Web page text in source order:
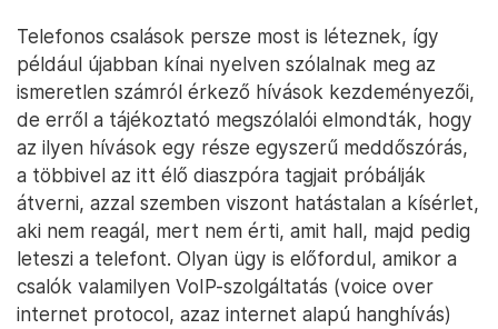
Telefonos csalások persze most is léteznek, így
például újabban kínai nyelven szólalnak meg az
ismeretlen számról érkező hívások kezdeményezői,
de erről a tájékoztató megszólalói elmondták, hogy
az ilyen hívások egy része egyszerű meddőszórás,
a többivel az itt élő diaszpóra tagjait próbálják
átverni, azzal szemben viszont hatástalan a kísérlet,
aki nem reagál, mert nem érti, amit hall, majd pedig
leteszi a telefont. Olyan ügy is előfordul, amikor a
csalók valamilyen VoIP-szolgáltatás (voice over
internet protocol, azaz internet alapú hanghívás)